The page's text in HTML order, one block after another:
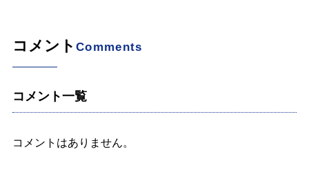
コメント Comments
コメント一覧
コメントはありません。